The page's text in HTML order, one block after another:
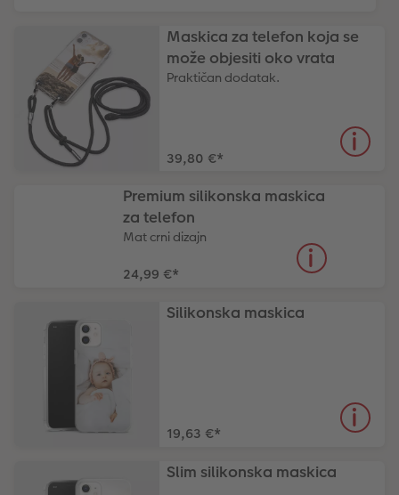
Maskica za telefon koja se
može objesiti oko vrata
Praktičan dodatak.
39,80 €*
Silikonska maskica
19,63 €*
Slim silikonska maskica
Premium silikonska maskica ​​
za telefon
Mat crni dizajn
24,99 €*